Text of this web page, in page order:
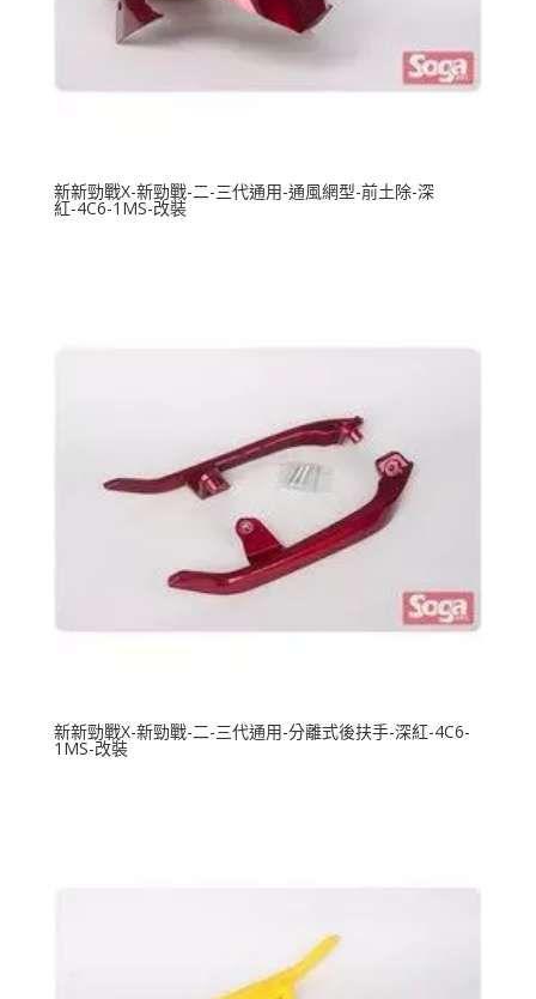
新新勁戰X-新勁戰-二-三代通用-通風網型-前土除-深
紅-4C6-1MS-改裝
新新勁戰X-新勁戰-二-三代通用-分離式後扶手-深紅-4C6-
1MS-改裝